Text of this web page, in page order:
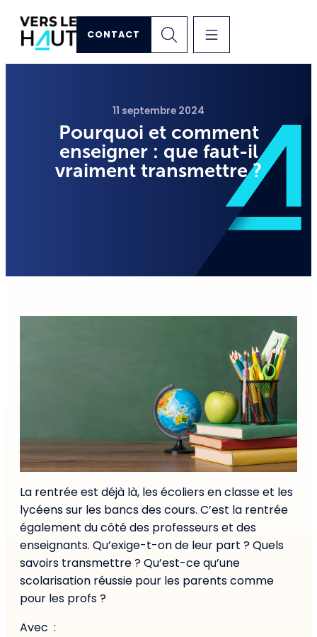
CONTACT
11 septembre 2024
Pourquoi et comment
enseigner : que faut-il
vraiment transmettre ?
La rentrée est déjà là, les écoliers en classe et les
lycéens sur les bancs des cours. C’est la rentrée
également du côté des professeurs et des
enseignants. Qu’exige-t-on de leur part ? Quels
savoirs transmettre ? Qu’est-ce qu’une
scolarisation réussie pour les parents comme
pour les profs ?
Avec :